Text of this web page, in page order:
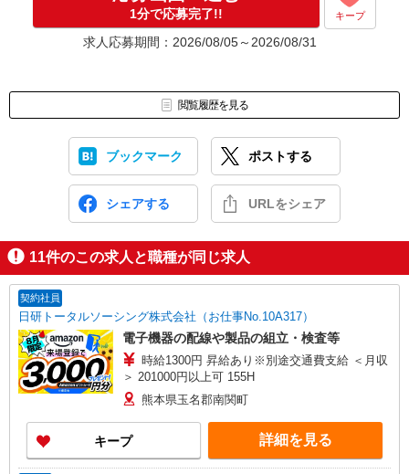
1分で応募完了!! キープ
求人応募期間：2026/08/05～2026/08/31
閲覧履歴を見る
ブックマーク ポストする
シェアする URLをシェア
11件のこの求人と職種が同じ求人
契約社員
日研トータルソーシング株式会社（お仕事No.10A317）
電子機器の配線や製品の組立・検査等
時給1300円 昇給あり※別途交通費支給 ＜月収
＞ 201000円以上可 155H
熊本県玉名郡南関町
キープ 詳細を見る